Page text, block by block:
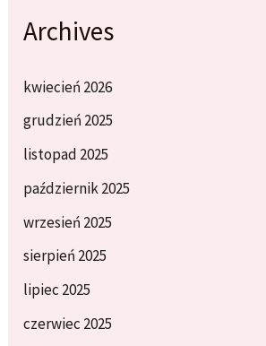
Archives
kwiecień 2026
grudzień 2025
listopad 2025
październik 2025
wrzesień 2025
sierpień 2025
lipiec 2025
czerwiec 2025